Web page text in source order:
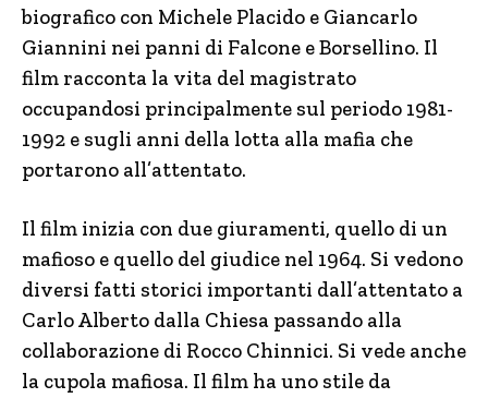
biografico con Michele Placido e Giancarlo
Giannini nei panni di Falcone e Borsellino. Il
film racconta la vita del magistrato
occupandosi principalmente sul periodo 1981-
1992 e sugli anni della lotta alla mafia che
portarono all’attentato.
Il film inizia con due giuramenti, quello di un
mafioso e quello del giudice nel 1964. Si vedono
diversi fatti storici importanti dall’attentato a
Carlo Alberto dalla Chiesa passando alla
collaborazione di Rocco Chinnici. Si vede anche
la cupola mafiosa. Il film ha uno stile da